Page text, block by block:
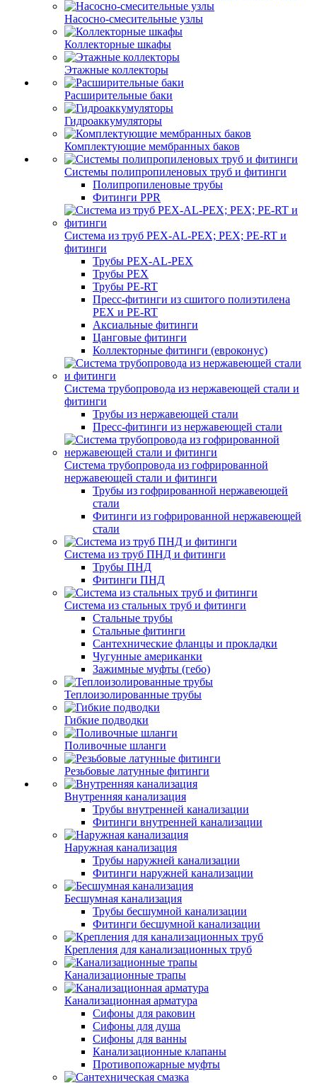
Насосно-смесительные узлы
Коллекторные шкафы
Этажные коллекторы
Расширительные баки
Гидроаккумуляторы
Комплектующие мембранных баков
Системы полипропиленовых труб и фитинги
Полипропиленовые трубы
Фитинги PPR
Система из труб PEX-AL-PEX; PEX; PE-RT и
фитинги
Трубы PEX-AL-PEX
Трубы PEX
Трубы PE-RT
Пресс-фитинги из сшитого полиэтилена
PEX и PE-RT
Аксиальные фитинги
Цанговые фитинги
Коллекторные фитинги (евроконус)
Система трубопровода из нержавеющей стали и
фитинги
Трубы из нержавеющей стали
Пресс-фитинги из нержавеющей стали
Система трубопровода из гофрированной
нержавеющей стали и фитинги
Трубы из гофрированной нержавеющей
стали
Фитинги из гофрированной нержавеющей
стали
Система из труб ПНД и фитинги
Трубы ПНД
Фитинги ПНД
Система из стальных труб и фитинги
Стальные трубы
Стальные фитинги
Сантехнические фланцы и прокладки
Чугунные американки
Зажимные муфты (гебо)
Теплоизолированные трубы
Гибкие подводки
Поливочные шланги
Резьбовые латунные фитинги
Внутренняя канализация
Трубы внутренней канализации
Фитинги внутренней канализации
Наружная канализация
Трубы наружней канализации
Фитинги наружней канализации
Бесшумная канализация
Трубы бесшумной канализации
Фитинги бесшумной канализации
Крепления для канализационных труб
Канализационные трапы
Канализационная арматура
Сифоны для раковин
Сифоны для душа
Сифоны для ванны
Канализационные клапаны
Противопожарные муфты